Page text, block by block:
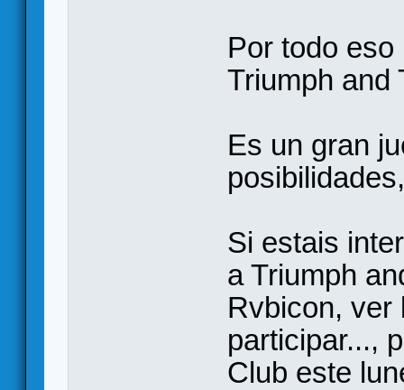
Por todo
Triumph and
Es un gran
Si estais
a Triumph
Rvbicon, ver
participar...,
Club este